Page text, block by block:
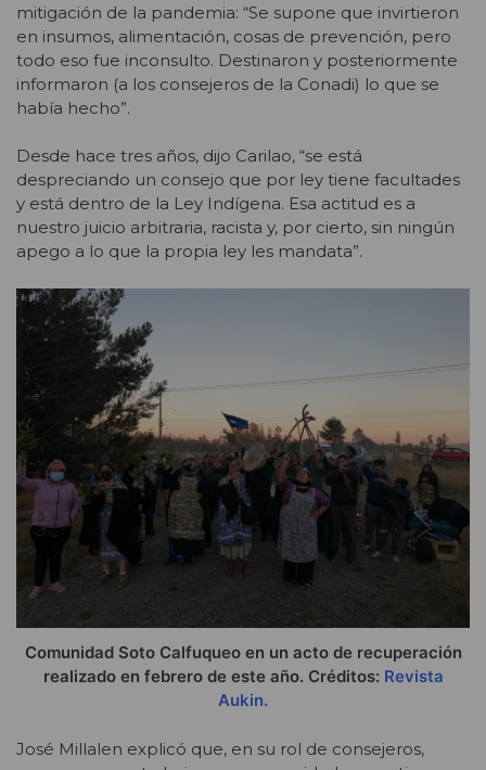
mitigación de la pandemia: “Se supone que invirtieron
en insumos, alimentación, cosas de prevención, pero
todo eso fue inconsulto. Destinaron y posteriormente
informaron (a los consejeros de la Conadi) lo que se
había hecho”.
Desde hace tres años, dijo Carilao, “se está
despreciando un consejo que por ley tiene facultades
y está dentro de la Ley Indígena. Esa actitud es a
nuestro juicio arbitraria, racista y, por cierto, sin ningún
apego a lo que la propia ley les mandata”.
Comunidad Soto Calfuqueo en un acto de recuperación
realizado en febrero de este año. Créditos: Revista
Aukin.
José Millalen explicó que, en su rol de consejeros,